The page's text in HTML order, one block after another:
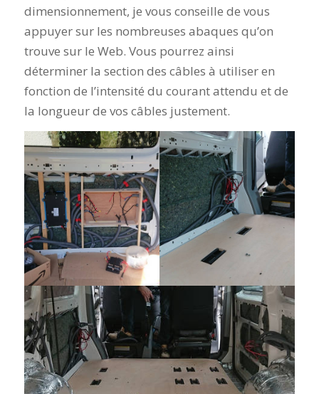
dimensionnement, je vous conseille de vous
appuyer sur les nombreuses abaques qu’on
trouve sur le Web. Vous pourrez ainsi
déterminer la section des câbles à utiliser en
fonction de l’intensité du courant attendu et de
la longueur de vos câbles justement.